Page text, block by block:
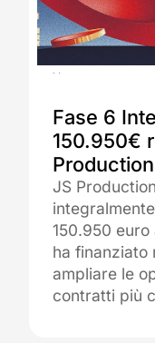
Fase 6
150.950€
JS
150.950
ha finanziato
ampliare le
contratti più